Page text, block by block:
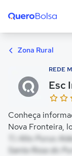
Zona Rural
REDE
Esc
Conheça
Nova Fronteira,
T.i Alto Purus
Santa Rosa do